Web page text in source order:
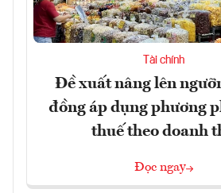
Tài chính
Đề xuất nâng lên
đồng áp dụng phương
thuế theo doanh
Đọc ngay